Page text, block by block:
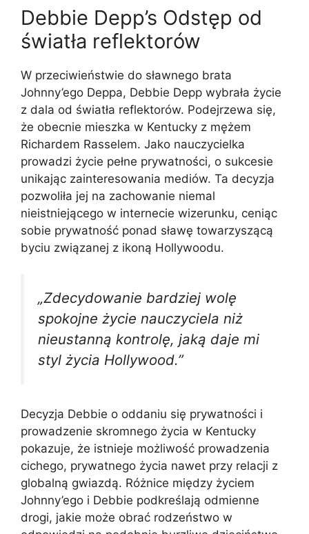
Debbie Depp’s Odstęp od
światła reflektorów
W przeciwieństwie do sławnego brata
Johnny’ego Deppa, Debbie Depp wybrała życie
z dala od światła reflektorów. Podejrzewa się,
że obecnie mieszka w Kentucky z mężem
Richardem Rasselem. Jako nauczycielka
prowadzi życie pełne prywatności, o sukcesie
unikając zainteresowania mediów. Ta decyzja
pozwoliła jej na zachowanie niemal
nieistniejącego w internecie wizerunku, ceniąc
sobie prywatność ponad sławę towarzyszącą
byciu związanej z ikoną Hollywoodu.
„Zdecydowanie bardziej wolę
spokojne życie nauczyciela niż
nieustanną kontrolę, jaką daje mi
styl życia Hollywood.”
Decyzja Debbie o oddaniu się prywatności i
prowadzenie skromnego życia w Kentucky
pokazuje, że istnieje możliwość prowadzenia
cichego, prywatnego życia nawet przy relacji z
globalną gwiazdą. Różnice między życiem
Johnny’ego i Debbie podkreślają odmienne
drogi, jakie może obrać rodzeństwo w